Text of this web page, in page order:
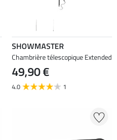
SHOWMASTER
Chambrière télescopique Extended
49,90 €
4.0 1